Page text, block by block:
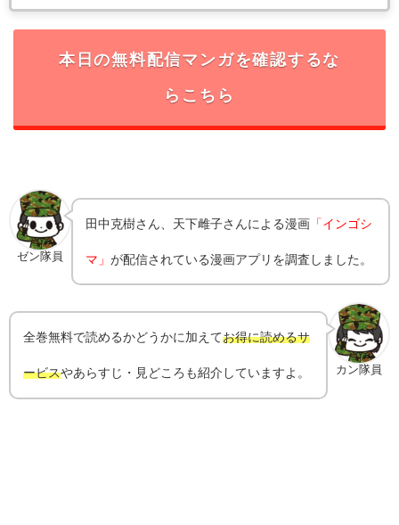
本日の無料配信マンガを確認するな
らこちら
ゼン隊員
田中克樹さん、天下雌子さんによる漫画 「インゴシ
マ」が配信されている漫画アプリを調査しました。
カン隊員
全巻無料で読めるかどうかに加えてお得に読めるサ
ービスやあらすじ・見どころも紹介していますよ。